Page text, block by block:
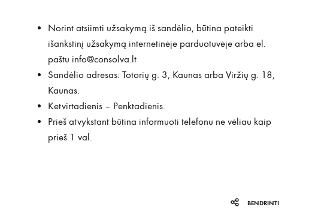
Norint atsiimti užsakymą iš sandėlio, būtina pateikti
išankstinį užsakymą internetinėje parduotuvėje arba el.
paštu info@consolva.lt
Sandėlio adresas: Totorių g. 3, Kaunas arba Viržių g. 18,
Kaunas.
Ketvirtadienis – Penktadienis.
Prieš atvykstant būtina informuoti telefonu ne vėliau kaip
prieš 1 val.
BENDRINTI